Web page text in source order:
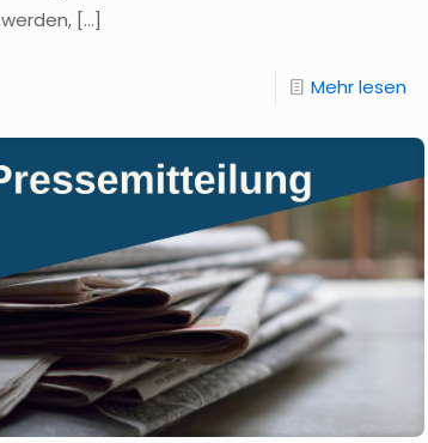
werden,[…]
Mehr lesen